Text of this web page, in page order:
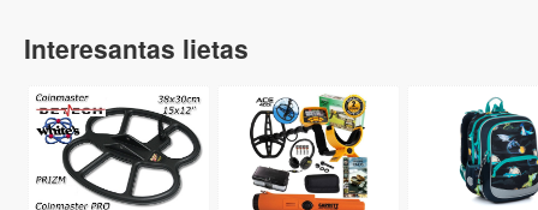
Interesantas lietas